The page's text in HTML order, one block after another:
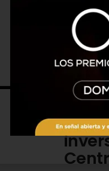
La
Harris
en los